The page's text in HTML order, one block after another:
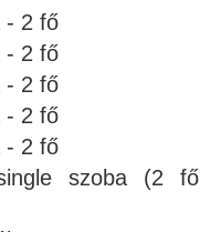
- 2 fő
- 2 fő
- 2 fő
- 2 fő
- 2 fő
szoba (2 fő